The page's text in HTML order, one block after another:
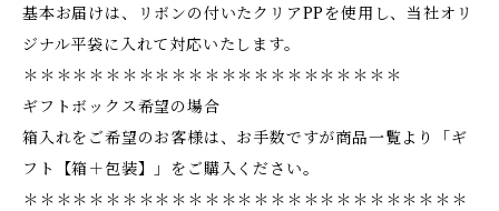
基本お届けは、リボンの付いたクリアPPを使用し、当社オリ
ジナル平袋に入れて対応いたします。
＊＊＊＊＊＊＊＊＊＊＊＊＊＊＊＊＊＊＊＊＊＊＊
ギフトボックス希望の場合
箱入れをご希望のお客様は、お手数ですが商品一覧より「ギ
フト【箱＋包装】」をご購入ください。
＊＊＊＊＊＊＊＊＊＊＊＊＊＊＊＊＊＊＊＊＊＊＊＊＊＊＊